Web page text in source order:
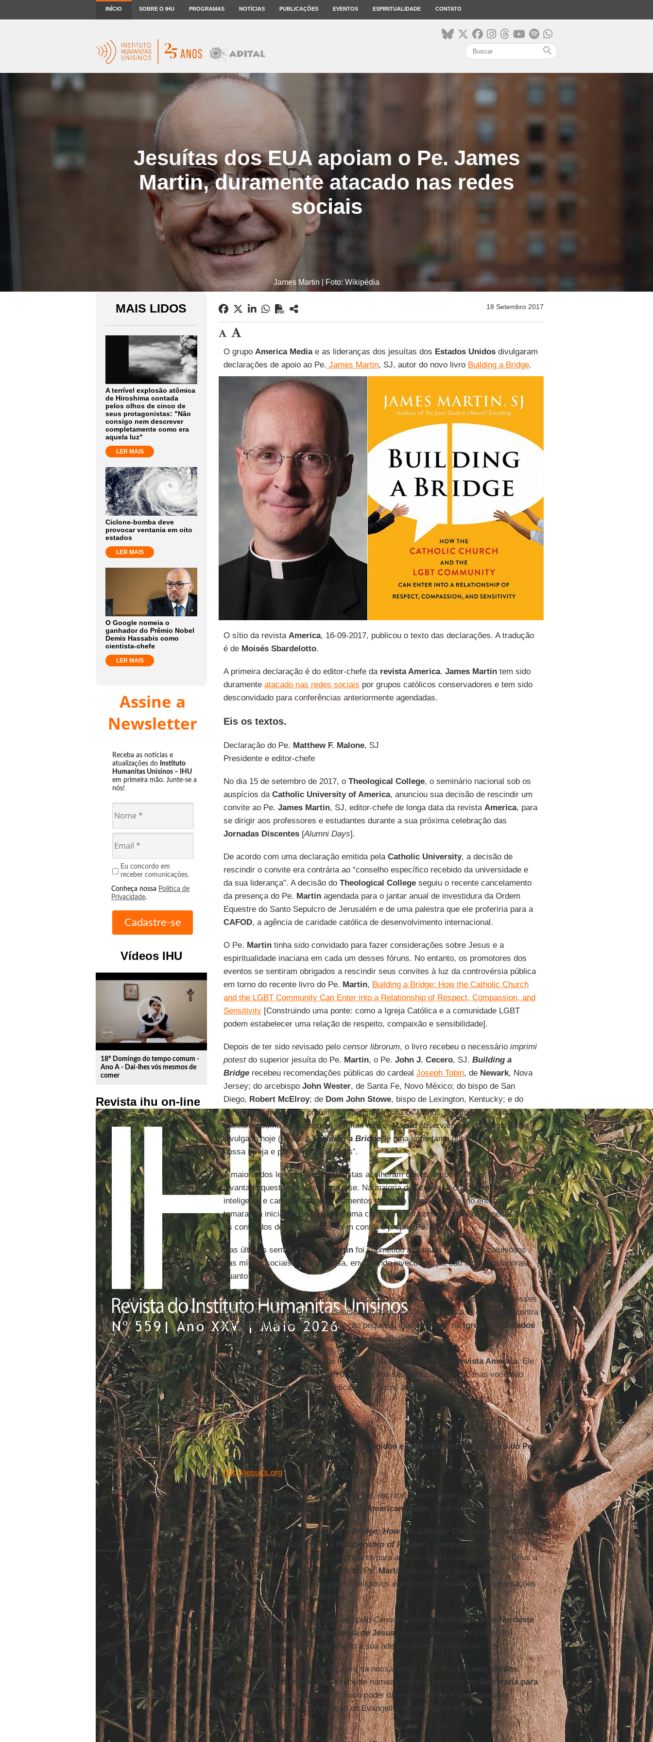
INÍCIO SOBRE O IHU PROGRAMAS NOTÍCIAS PUBLICAÇÕES EVENTOS ESPIRITUALIDADE CONTATO
search
Jesuítas dos EUA apoiam o Pe. James
Martin, duramente atacado nas redes
sociais
James Martin | Foto: Wikipédia
MAIS LIDOS
A terrível explosão atômica
de Hiroshima contada
pelos olhos de cinco de
seus protagonistas: "Não
consigo nem descrever
completamente como era
aquela luz"
LER MAIS
Ciclone-bomba deve
provocar ventania em oito
estados
LER MAIS
O Google nomeia o
ganhador do Prêmio Nobel
Demis Hassabis como
cientista-chefe
LER MAIS
Assine a
Newsletter
Receba as notícias e
atualizações do Instituto
Humanitas Unisinos – IHU
em primeira mão. Junte-se a
nós!
Eu concordo em
receber comunicações.
Conheça nossa Política de
Privacidade.
Vídeos IHU
play_circle_outline
18º Domingo do tempo comum -
Ano A - Dai-lhes vós mesmos de
comer
Revista ihu on-line
18 Setembro 2017
O grupo America Mediae as lideranças dos jesuítas dos Estados Unidosdivulgaram
declarações de apoio ao Pe. James Martin, SJ, autor do novo livro Building a Bridge.
O sítio da revista America, 16-09-2017, publicou o texto das declarações. A tradução
é de Moisés Sbardelotto.
A primeira declaração é do editor-chefe da revista America. James Martintem sido
duramente atacado nas redes sociais por grupos católicos conservadores e tem sido
desconvidado para conferências anteriormente agendadas.
Eis os textos.
Declaração do Pe. Matthew F. Malone, SJ
Presidente e editor-chefe
No dia 15 de setembro de 2017, o Theological College, o seminário nacional sob os
auspícios da Catholic University of America, anunciou sua decisão de rescindir um
convite ao Pe. James Martin, SJ, editor-chefe de longa data da revista America, para
se dirigir aos professores e estudantes durante a sua próxima celebração das
Jornadas Discentes [Alumni Days].
De acordo com uma declaração emitida pela Catholic University, a decisão de
rescindir o convite era contrária ao “conselho específico recebido da universidade e
da sua liderança”. A decisão do Theological Collegeseguiu o recente cancelamento
da presença do Pe. Martinagendada para o jantar anual de investidura da Ordem
Equestre do Santo Sepulcro de Jerusalém e de uma palestra que ele proferiria para a
CAFOD, a agência de caridade católica de desenvolvimento internacional.
O Pe. Martintinha sido convidado para fazer considerações sobre Jesus e a
espiritualidade inaciana em cada um desses fóruns. No entanto, os promotores dos
eventos se sentiram obrigados a rescindir seus convites à luz da controvérsia pública
em torno do recente livro do Pe. Martin, Building a Bridge: How the Catholic Church
and the LGBT Community Can Enter into a Relationship of Respect, Compassion, and
Sensitivity[Construindo uma ponte: como a Igreja Católica e a comunidade LGBT
podem estabelecer uma relação de respeito, compaixão e sensibilidade].
Depois de ter sido revisado pelo censor librorum, o livro recebeu o necessário imprimi
potestdo superior jesuíta do Pe. Martin, o Pe. John J. Cecero, SJ. Building a
Bridgerecebeu recomendações públicas do cardeal Joseph Tobin, de Newark, Nova
Jersey; do arcebispo John Wester, de Santa Fe, Novo México; do bispo de San
Diego, Robert McElroy; de Dom John Stowe, bispo de Lexington, Kentucky; e do
cardealKevin Farrell, prefeito do Dicastério para os Leigos, a Família e a Vida do
Vaticano. Como os superiores jesuítas do Pe.Martinobservam em um comunicado
divulgado hoje (ver abaixo),Building a Bridge“é uma importante publicação para a
nossa Igreja e para o povo de Deus”.
A maioria dos leitores e comentaristas acolheram o livro, embora alguns tenham
levantado questões sobre a sua tese. Na maioria dos casos, a crítica tem sido
inteligente e caritativa. Alguns elementos da Igreja estadunidense, no entanto,
tomaram a iniciativa de organizar uma campanha por conta própria, não apenas contra
os conteúdos do livro, mas também contra o próprioPe. Martin
Nas últimas semanas, o Pe. Martin foi submetido a ataques repetidos e caluniosos
nas mídias sociais e na imprensa, envolvendo invectivas que são tão assustadoras
quanto tóxicas.
Uma coisa é se envolver em debates espirituosos. Outra coisa é tentar obstruir esses
debates através do medo, da desinformação ou da franca censura. A campanha contra
o Pe.Martin, travada por uma facção pequena, mas influente, naIgreja dos Estados
Unidos , é injustificada, não caritativa e não cristã.
O Pe.Martiné um membro de longa data da equipe editorial da revista America. Ele
é um cristão fiel. Alguns podem discordar dos seus pontos de vista, mas você não
encontrará um homem mais dedicado a Cristo e à sua Igreja.
* * *
Declaração dos Jesuítas dos Estados Unidos e Canadá sobre o novo livro do Pe.
James Martin,
Building a Bridge
http://jesuits.org- 16 de setembro de 2017 –
O Pe. James Martin, SJ, é um padre fiel, escritor de best-sellers e um membro
respeitado da equipe editorial do grupo
American Media , dirigido pelos jesuítas.
Seu livro mais recente,Building a Bridge: How the Catholic Church and the LGBT
Community Can Enter into a Relationship of Respect, Compassion, and
Sensitivity, é uma publicação importante para a nossa Igreja e para o povo de Deus a
quem ministramos. Todos os livros do Pe.Martin
são escritos com o pleno
consentimento dos seus superiores religiosos e em conformidade com as orientações
de publicação daIgreja Católica.
Building a Bridge, que foi revisado peloCensor Librorumda
Província do Nordeste
dos Estados Unidos
daCompanhia de Jesus, recebeu um Imprimi Potestdo
provincial do
Pe. Martin , declarando a sua adequação para publicação.
O Pe. Martin é uma voz significativa na nossa Igreja, tanto nos Estados Unidos,
quanto em todo o mundo. A sua recente nomeação como consultor da
Secretaria para
a Comunicaçãodo Vaticano
afirma o poder da sua obra, que é um importante
instrumento tanto para a pregação do Evangelho quanto para a evangelização.
Pe.John Cecero , SJ